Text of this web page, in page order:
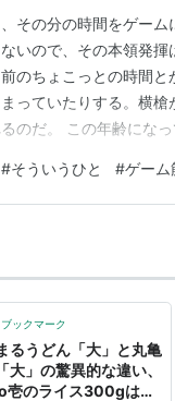
その分の時間をゲー
いので、その本領発
のちょこっとの時間と
っていたりする。横
のだ。 この年齢にな
ポーツをやり続けてい
より、山登りなんか
#そういうひと #ゲーム
ブックマーク
るうどん「大」と丸亀
大」の驚異的な違い、
壱のライス300gは吉